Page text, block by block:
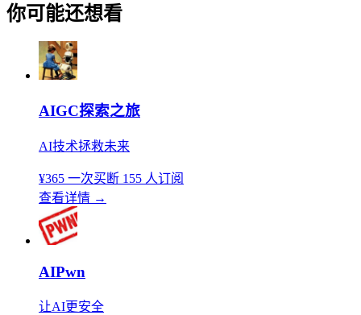
你可能还想看
AIGC探索之旅
AI技术拯救未来
¥365 一次买断 155 人订阅
查看详情 →
AIPwn
让AI更安全